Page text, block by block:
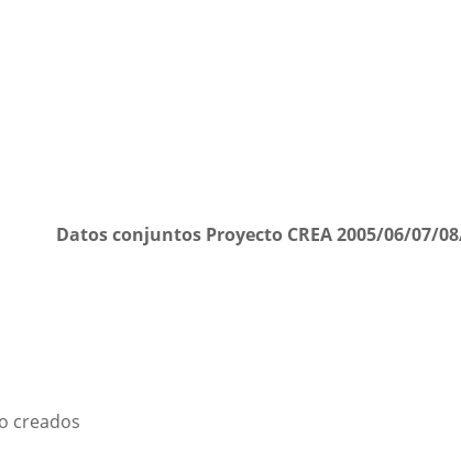
Datos conjuntos Proyecto CREA 2005/06/07/
creados